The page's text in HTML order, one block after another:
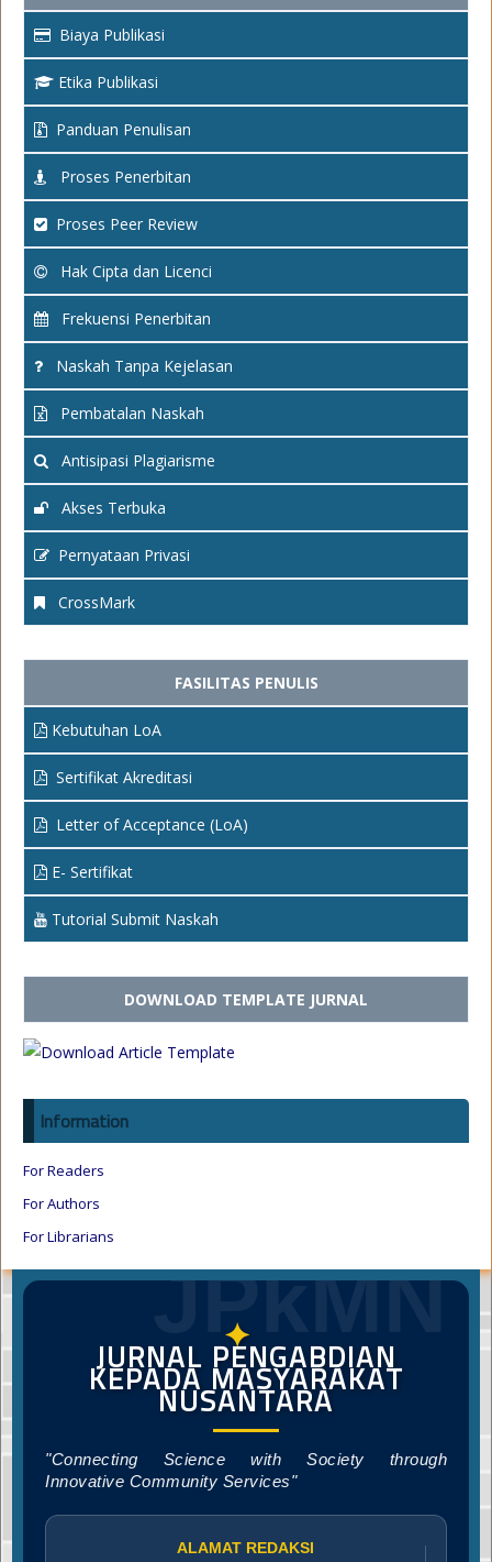
Biaya Publikasi
Etika Publikasi
Panduan Penulisan
Proses Penerbitan
Proses Peer Review
Hak Cipta dan Licenci
Frekuensi Penerbitan
Naskah Tanpa Kejelasan
Pembatalan Naskah
Antisipasi Plagiarisme
Akses Terbuka
Pernyataan Privasi
CrossMark
FASILITAS PENULIS
Kebutuhan LoA
Sertifikat Akreditasi
Letter of Acceptance (LoA)
E- Sertifikat
Tutorial Submit Naskah
DOWNLOAD TEMPLATE JURNAL
Information
For Readers
For Authors
For Librarians
JPkMN
✦
JURNAL PENGABDIAN
KEPADA MASYARAKAT
NUSANTARA
"Connecting Science with Society through
Innovative Community Services"
ALAMAT REDAKSI